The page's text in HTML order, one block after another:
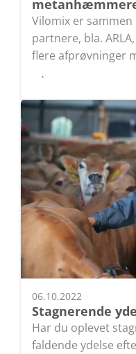
Vilomix er
partnere, bla.
flere afprøvninger
Læs
06.10.2022
Stagnerende
Har du oplevet
faldende ydelse